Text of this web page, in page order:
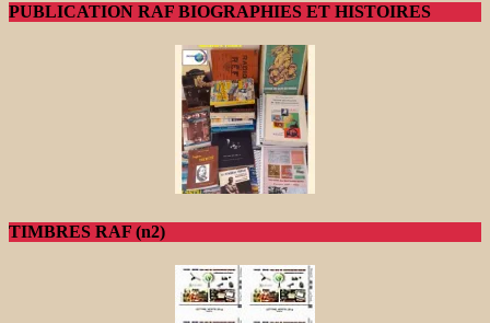
PUBLICATION RAF BIOGRAPHIES ET HISTOIRES
TIMBRES RAF (n2)